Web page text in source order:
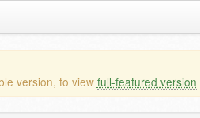
version, to view full-featured version